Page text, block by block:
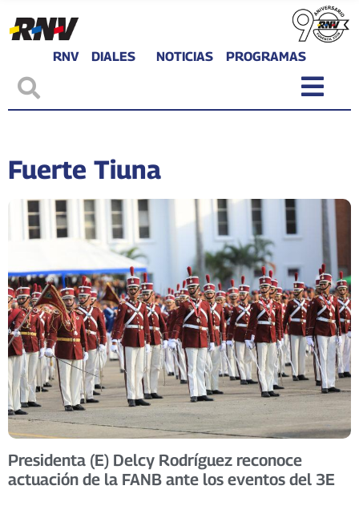
RNV DIALES NOTICIAS PROGRAMAS
Fuerte Tiuna
Presidenta (E) Delcy Rodríguez reconoce
actuación de la FANB ante los eventos del 3E